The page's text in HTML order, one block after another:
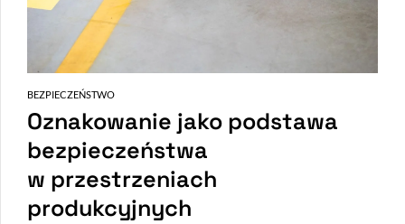
BEZPIECZEŃSTWO
Oznakowanie jako podstawa
bezpieczeństwa
w przestrzeniach
produkcyjnych